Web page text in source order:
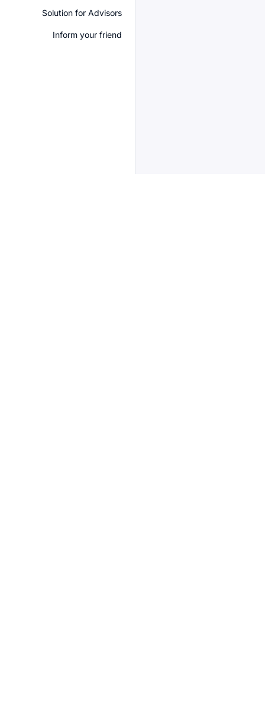
Solution for Advisors
Inform your friend